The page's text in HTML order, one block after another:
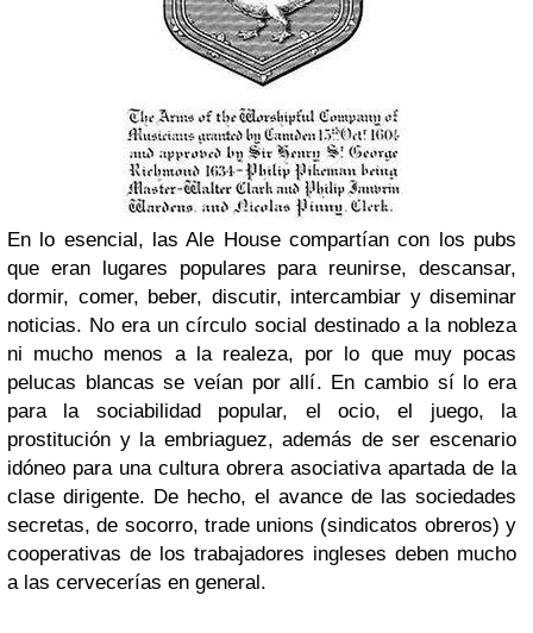
En lo esencial, las Ale House compartían con los pubs
que eran lugares populares para reunirse, descansar,
dormir, comer, beber, discutir, intercambiar y diseminar
noticias. No era un círculo social destinado a la nobleza
ni mucho menos a la realeza, por lo que muy pocas
pelucas blancas se veían por allí. En cambio sí lo era
para la sociabilidad popular, el ocio, el juego, la
prostitución y la embriaguez, además de ser escenario
idóneo para una cultura obrera asociativa apartada de la
clase dirigente. De hecho, el avance de las sociedades
secretas, de socorro, trade unions (sindicatos obreros) y
cooperativas de los trabajadores ingleses deben mucho
a las cervecerías en general.